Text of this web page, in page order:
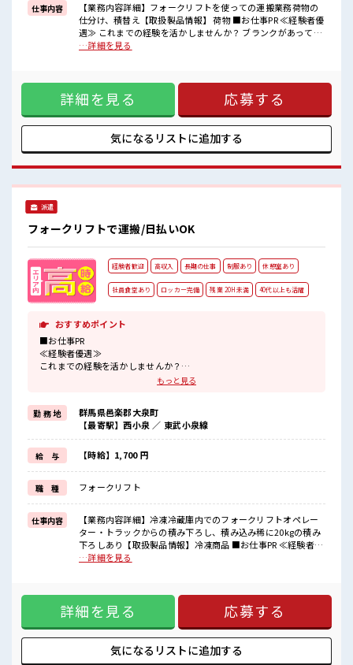
■職場の雰囲気
休憩時間にゆっくりできるスペース完備！
職場にはロッカー完備！
仕事内容
【業務内容詳細】フォークリフトを使っての運搬業務荷物の
仕分け、積替え【取扱製品情報】 荷物 ■お仕事PR ≪経験者優
遇≫ これまでの経験を活かしませんか？ ブランクがあっても
大丈夫♪ 経験はちょっとだけ…という方もOK！ ≪ちょっと
の悩み解消♪ ≪様々なお仕事をご提案≫ 一人で悩まず気軽に
相談できる、 派遣のお仕事です！ ■職場の雰囲気 休憩時間に
ゆっくりできるスペース完備！ 職場にはロッカー完備！ 私物
の置きすぎには注意が必要ですね★ ホドよく残業があるので
ホドよく働きたい方にオススメ！
…詳細を見る
詳細を見る 応募する
気になるリストに追加する
派遣
フォークリフトで運搬/日払いOK
経験者歓迎 高収入 長期の仕事 制服あり 休憩室あり
社員食堂あり ロッカー完備 残業 20H未満 40代以上も活躍
おすすめポイント
■お仕事PR
≪経験者優遇≫
これまでの経験を活かしませんか？
≪適度な残業でお給料UP≫
残業は月20時間未満で、
ほどよく稼げます♪
≪動きやすい制服アリ≫
制服があるので、
毎日の服装の悩み解消♪
≪自分に合った期間で働ける≫
福利厚生が整った派遣のお仕事です！
■職場の雰囲気
休憩室でホッと一息リフレッシュ！
ロッカーあり！
安心してお仕事に集中♪
もっと見る
勤 務 地
群馬県邑楽郡大泉町
【最寄駅】西小泉 ／ 東武小泉線
給 与 【時給】1,700 円
職 種 フォークリフト
仕事内容
【業務内容詳細】冷凍冷蔵庫内でのフォークリフトオペレー
ター・トラックからの積み下ろし、積み込み稀に20kgの積み
下ろしあり【取扱製品情報】冷凍商品 ■お仕事PR ≪経験者優
遇≫ これまでの経験を活かしませんか？ ブランクがあっても
♪ ≪動きやすい制服アリ≫ 制服があるので、 毎日の服装の悩
み解消♪ ≪自分に合った期間で働ける≫ 福利厚生が整った派
遣のお仕事です！ ■職場の雰囲気 休憩室でホッと一息リフレ
ッシュ！ ロッカーあり！ 安心してお仕事に集中♪ 残業も1日
1H程度あるので給料の上乗せも期待できそう！ 高収入もバッ
チリ目指せますよ！
…詳細を見る
詳細を見る 応募する
気になるリストに追加する